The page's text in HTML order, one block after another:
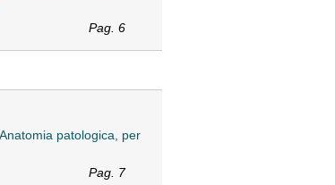
Pag. 6
patologica, per
Pag. 7